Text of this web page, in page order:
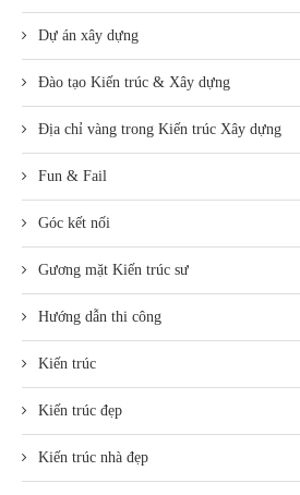
Dự án xây dựng
Đào tạo Kiến trúc & Xây dựng
Địa chỉ vàng trong Kiến trúc Xây dựng
Fun & Fail
Góc kết nối
Gương mặt Kiến trúc sư
Hướng dẫn thi công
Kiến trúc
Kiến trúc đẹp
Kiến trúc nhà đẹp